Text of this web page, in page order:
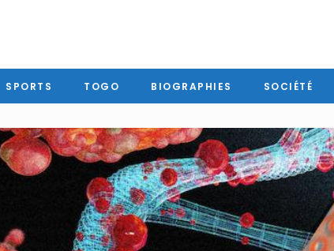
SPORTS TOGO BIOGRAPHIES SOCIÉTÉ